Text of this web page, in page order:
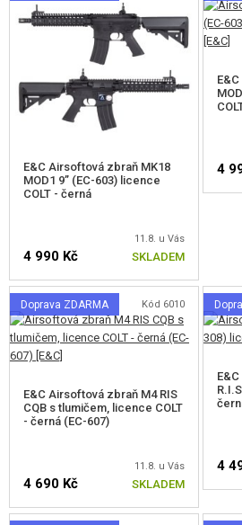
BREN, EVO ELEKTRICKÉ
WWII ELEKTRICKÉ ZBRANĚ
OSTATNÍ ELEKTRICKÉ ZBRANĚ
STARTER PACKY
PLYNOVÉ PUŠKY A SAMOPALY
MANUÁLNÍ PUŠKY A SAMOPALY
AIRSOFT BROKOVNICE
AIRSOFT KULOMETY
STARTOVACÍ SETY
GRANÁTOMETY, GRANÁTY
E&C Airsoftová zbraň MK18
MOD1 9” (EC-603) licence
COLT - černá
11.8. u Vás
4 990 Kč SKLADEM
4
Doprava ZDARMA Kód 6010
E&C Airsoftová zbraň M4 RIS
CQB s tlumičem, licence COLT
- černá (EC-607)
11.8. u Vás
4 690 Kč SKLADEM
4